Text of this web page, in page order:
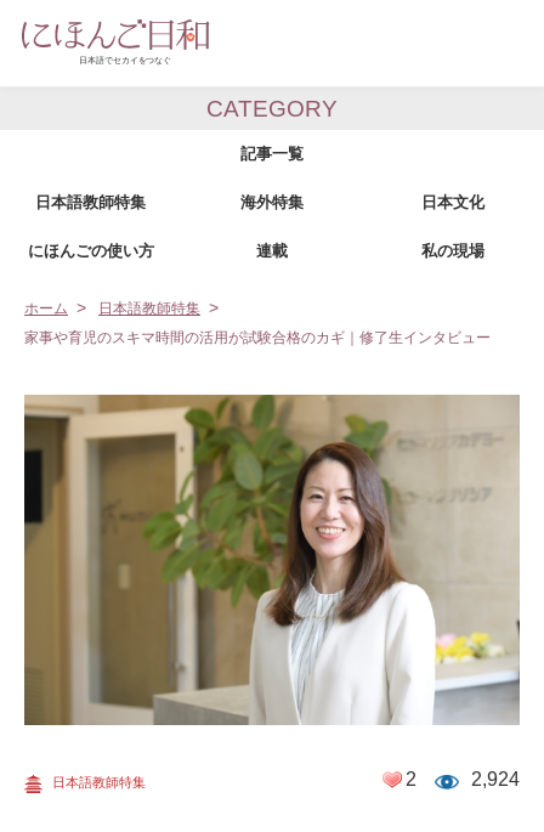
CATEGORY
記事一覧
日本語教師特集 海外特集 日本文化
にほんごの使い方 連載 私の現場
ホーム
日本語教師特集
家事や育児のスキマ時間の活用が試験合格のカギ｜修了生インタビュー
日本語教師特集 2 2,924